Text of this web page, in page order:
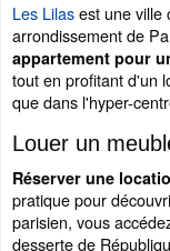
Les Lilasest une ville
arrondissement de
appartement pour
tout en profitant d'un
que dans l'hyper-
Louer un
Réserver une
pratique pour
parisien, vous
desserte de